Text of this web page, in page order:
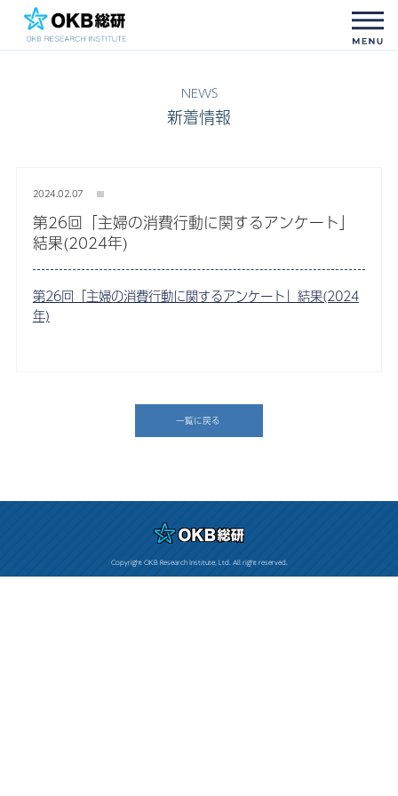
新着情報
2024.02.07
第26回「主婦の消費行動に関するアンケート」
結果(2024年)
第26回「主婦の消費行動に関するアンケート」結果(2024
年)
一覧に戻る
Copyright OKB Research Institute, Ltd. All right reserved.